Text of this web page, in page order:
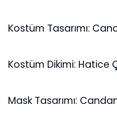
Kostüm Tasarımı:
Kostüm Dikimi: Hatice
Mask Tasarımı: